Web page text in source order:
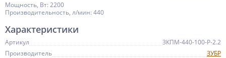
Мощность, Вт: 2200
Производительность, л/мин: 440
Характеристики
Артикул
ЗКПМ-440-100-Р-2.2
Производитель
ЗУБР